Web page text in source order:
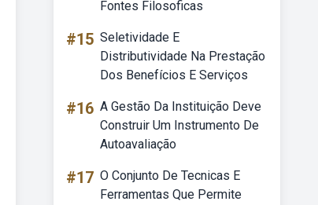
Fontes Filosoficas
#15 Seletividade E
Distributividade Na Prestação
Dos Benefícios E Serviços
#16 A Gestão Da Instituição Deve
Construir Um Instrumento De
Autoavaliação
#17 O Conjunto De Tecnicas E
Ferramentas Que Permite